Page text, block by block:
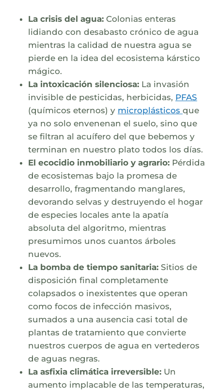
La crisis del agua: Colonias enteras
lidiando con desabasto crónico de agua
mientras la calidad de nuestra agua se
pierde en la idea del ecosistema kárstico
mágico.
La intoxicación silenciosa: La invasión
invisible de pesticidas, herbicidas, PFAS
(químicos eternos) y microplásticos que
ya no solo envenenan el suelo, sino que
se filtran al acuífero del que bebemos y
terminan en nuestro plato todos los días.
El ecocidio inmobiliario y agrario: Pérdida
de ecosistemas bajo la promesa de
desarrollo, fragmentando manglares,
devorando selvas y destruyendo el hogar
de especies locales ante la apatía
absoluta del algoritmo, mientras
presumimos unos cuantos árboles
nuevos.
La bomba de tiempo sanitaria: Sitios de
disposición final completamente
colapsados o inexistentes que operan
como focos de infección masivos,
sumados a una ausencia casi total de
plantas de tratamiento que convierte
nuestros cuerpos de agua en vertederos
de aguas negras.
La asfixia climática irreversible: Un
aumento implacable de las temperaturas,